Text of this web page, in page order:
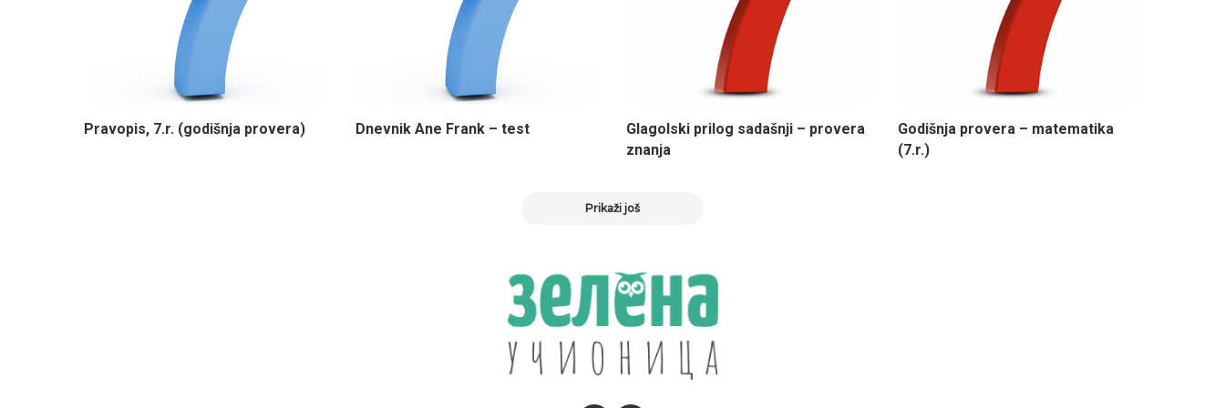
Pravopis, 7.r. (godišnja provera) Dnevnik Ane Frank – test
Glagolski prilog sadašnji – provera
znanja
Godišnja provera – matematika
(7.r.)
Prikaži još